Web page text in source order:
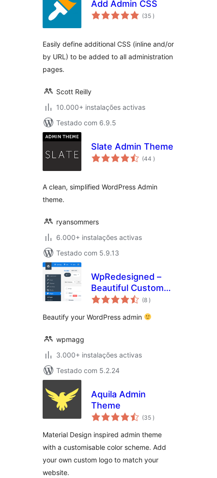
Add Admin CSS
(35 classificações
)
Easily define additional CSS (inline and/or
by URL) to be added to all administration
pages.
Scott Reilly
10.000+ instalações activas
Testado com 6.9.5
Slate Admin Theme
(44 classificações
)
A clean, simplified WordPress Admin
theme.
ryansommers
6.000+ instalações activas
Testado com 5.9.13
WpRedesigned –
Beautiful Custom
Admin Theme
(8 classificações
)
Beautify your WordPress admin
wpmagg
3.000+ instalações activas
Testado com 5.2.24
Aquila Admin
Theme
(35 classificações
)
Material Design inspired admin theme
with a customisable color scheme. Add
your own custom logo to match your
website.